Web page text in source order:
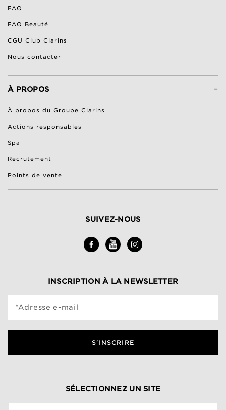
FAQ
FAQ Beauté
CGU Club Clarins
Nous contacter
-
À PROPOS
À propos du Groupe Clarins
Actions responsables
Spa
Recrutement
Points de vente
SUIVEZ-NOUS
INSCRIPTION À LA NEWSLETTER
*Adresse e-mail
S'INSCRIRE
SÉLECTIONNEZ UN SITE